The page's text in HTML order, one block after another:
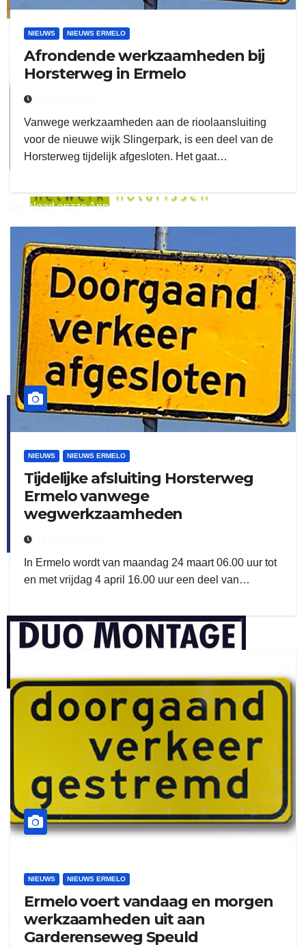
delangekortland
henkvandeberg
ruitengaparket
download onzze App
flitsmeister
ook adverteren
gijs zwart interieurbouw
NIEUWS NIEUWS ERMELO
Afrondende werkzaamheden bij
Horsterweg in Ermelo
Vanwege werkzaamheden aan de rioolaansluiting
voor de nieuwe wijk Slingerpark, is een deel van de
Horsterweg tijdelijk afgesloten. Het gaat…
NIEUWS NIEUWS ERMELO
Tijdelijke afsluiting Horsterweg
Ermelo vanwege
wegwerkzaamheden
In Ermelo wordt van maandag 24 maart 06.00 uur tot
en met vrijdag 4 april 16.00 uur een deel van…
NIEUWS NIEUWS ERMELO
Ermelo voert vandaag en morgen
werkzaamheden uit aan
Garderenseweg Speuld